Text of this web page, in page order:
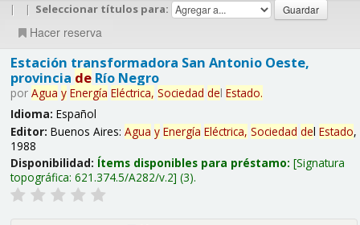
| | Seleccionar títulos para:
Hacer reserva
Estación transformadora San Antonio Oeste,
provincia deRío Negro
por Agua y Energía Eléctrica, Sociedad del Estado.
Idioma: Español
Editor: Buenos Aires: Agua y Energía Eléctrica, Sociedad del Estado,
1988
Disponibilidad: Ítems disponibles para préstamo: Signatura
topográfica: 621.374.5/A282/v.2 (3).